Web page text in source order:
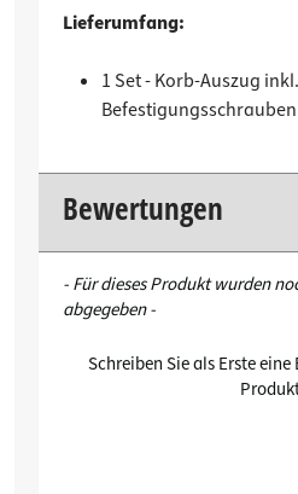
Lieferumfang:
1 Set - Korb-Auszug inkl.
Befestigungsschrauben
Bewertungen
- Für dieses Produkt wurden
abgegeben -
Schreiben Sie als Erste
New content loaded